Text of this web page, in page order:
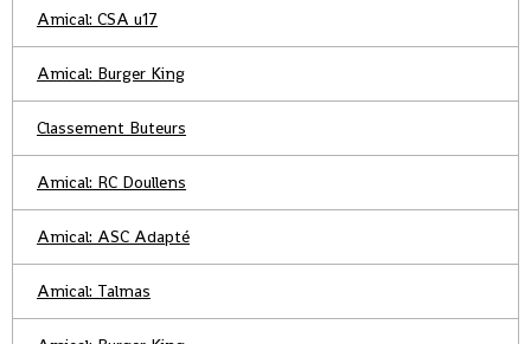
Amical: CSA u17
Amical: Burger King
Classement Buteurs
Amical: RC Doullens
Amical: ASC Adapté
Amical: Talmas